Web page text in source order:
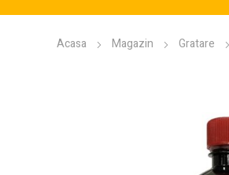
Acasa Magazin Gratare